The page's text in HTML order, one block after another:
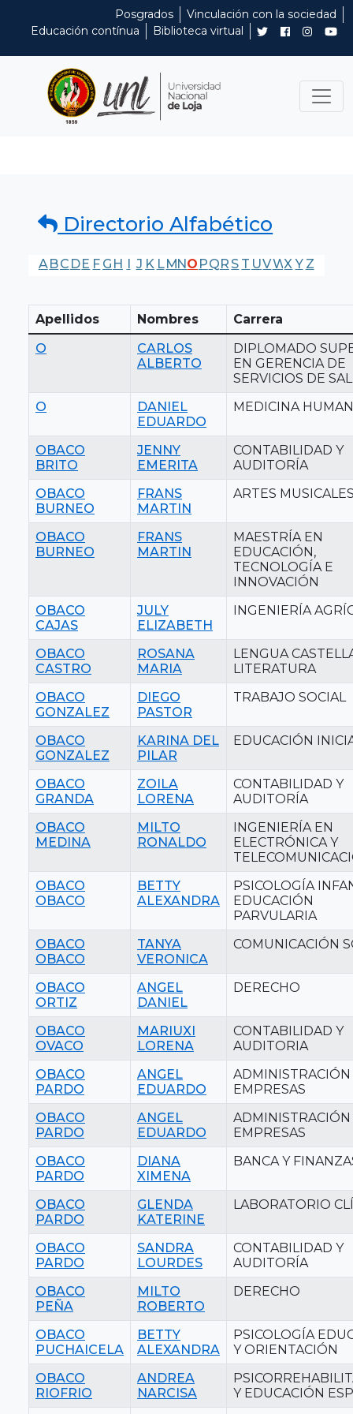
Posgrados
Vinculación con la sociedad
Educación contínua
Biblioteca virtual
Directorio Alfabético
A BC DE F G H I J K LMNO PQR S T UVWX Y Z
Apellidos Nombres
Carrera
O
CARLOS
ALBERTO
DIPLOMADO
EN GERENCIA DE
SERVICIOS DE
O
DANIEL
EDUARDO
MEDICINA
OBACO
BRITO
JENNY
EMERITA
CONTABILIDAD Y
AUDITORÍA
OBACO
BURNEO
FRANS
MARTIN
ARTES
OBACO
BURNEO
FRANS
MARTIN
MAESTRÍA EN
EDUCACIÓN,
TECNOLOGÍA E
INNOVACIÓN
OBACO
CAJAS
JULY
ELIZABETH
INGENIERÍA
OBACO
CASTRO
ROSANA
MARIA
LENGUA
LITERATURA
OBACO
GONZALEZ
DIEGO
PASTOR
TRABAJO SOCIAL
OBACO
GONZALEZ
KARINA DEL
PILAR
EDUCACIÓN
OBACO
GRANDA
ZOILA
LORENA
CONTABILIDAD Y
AUDITORÍA
OBACO
MEDINA
MILTO
RONALDO
INGENIERÍA EN
ELECTRÓNICA Y
OBACO
OBACO
BETTY
ALEXANDRA
PSICOLOGÍA
EDUCACIÓN
PARVULARIA
OBACO
OBACO
TANYA
VERONICA
COMUNICACIÓN
OBACO
ORTIZ
ANGEL
DANIEL
DERECHO
OBACO
OVACO
MARIUXI
LORENA
CONTABILIDAD Y
AUDITORIA
OBACO
PARDO
ANGEL
EDUARDO
ADMINISTRACIÓN
EMPRESAS
OBACO
PARDO
ANGEL
EDUARDO
ADMINISTRACIÓN
EMPRESAS
OBACO
PARDO
DIANA
XIMENA
BANCA Y
OBACO
PARDO
GLENDA
KATERINE
LABORATORIO
OBACO
PARDO
SANDRA
LOURDES
CONTABILIDAD Y
AUDITORÍA
OBACO
PEÑA
MILTO
ROBERTO
DERECHO
OBACO
PUCHAICELA
BETTY
ALEXANDRA
PSICOLOGÍA
Y ORIENTACIÓN
OBACO
RIOFRIO
ANDREA
NARCISA
Y EDUCACIÓN